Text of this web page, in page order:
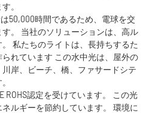
。
50,000時間であるため、電球を交
。 当社のソリューションは、高ル
私たちのライトは、長持ちするた
れています この水中光は、屋外の
岸、ビーチ、橋、フ​​ァサードシテ
ROHS認定を受けています。 この光
ルギーを節約しています。 環境に